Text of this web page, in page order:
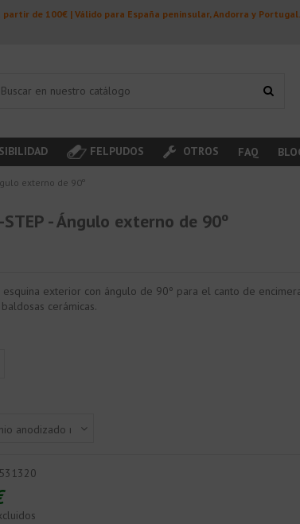
de 100€ | Válido para España peninsular, Andorra y Portugal.
FELPUDOS OTROS FAQ
externo de 90º
STEP - Ángulo externo de 90º
esquina exterior con ángulo de 90º para el canto de
cerámicas.